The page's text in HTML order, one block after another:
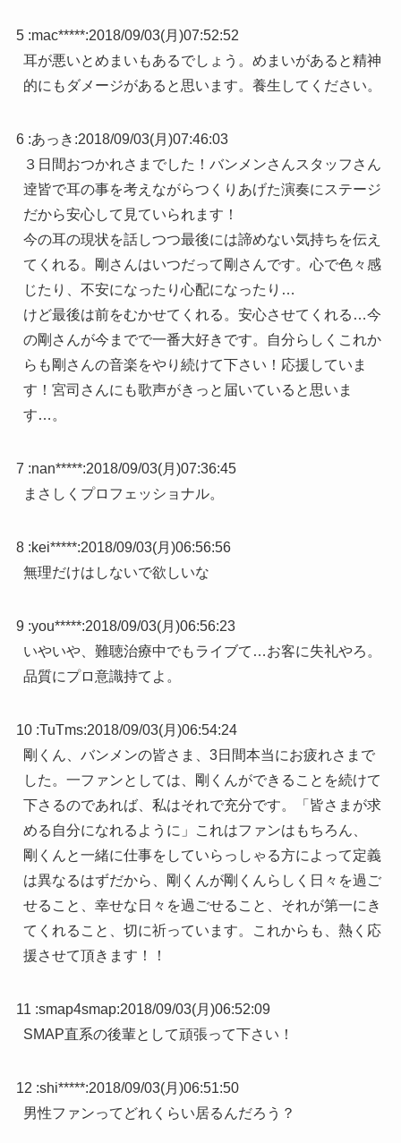
5 :mac*****:2018/09/03(月)07:52:52
耳が悪いとめまいもあるでしょう。めまいがあると精神
的にもダメージがあると思います。養生してください。
6 :あっき :2018/09/03(月)07:46:03
３日間おつかれさまでした！バンメンさんスタッフさん
逹皆で耳の事を考えながらつくりあげた演奏にステージ
だから安心して見ていられます！
今の耳の現状を話しつつ最後には諦めない気持ちを伝え
てくれる。剛さんはいつだって剛さんです。心で色々感
じたり、不安になったり心配になったり…
けど最後は前をむかせてくれる。安心させてくれる…今
の剛さんが今までで一番大好きです。自分らしくこれか
らも剛さんの音楽をやり続けて下さい！応援していま
す！宮司さんにも歌声がきっと届いていると思いま
す…。
7 :nan*****:2018/09/03(月)07:36:45
まさしくプロフェッショナル。
8 :kei*****:2018/09/03(月)06:56:56
無理だけはしないで欲しいな
9 :you*****:2018/09/03(月)06:56:23
いやいや、難聴治療中でもライブて…お客に失礼やろ。
品質にプロ意識持てよ。
10 :TuTms:2018/09/03(月)06:54:24
剛くん、バンメンの皆さま、3日間本当にお疲れさまで
した。一ファンとしては、剛くんができることを続けて
下さるのであれば、私はそれで充分です。「皆さまが求
める自分になれるように」これはファンはもちろん、
剛くんと一緒に仕事をしていらっしゃる方によって定義
は異なるはずだから、剛くんが剛くんらしく日々を過ご
せること、幸せな日々を過ごせること、それが第一にき
てくれること、切に祈っています。これからも、熱く応
援させて頂きます！！
11 :smap4smap:2018/09/03(月)06:52:09
SMAP直系の後輩として頑張って下さい！
12 :shi*****:2018/09/03(月)06:51:50
男性ファンってどれくらい居るんだろう？